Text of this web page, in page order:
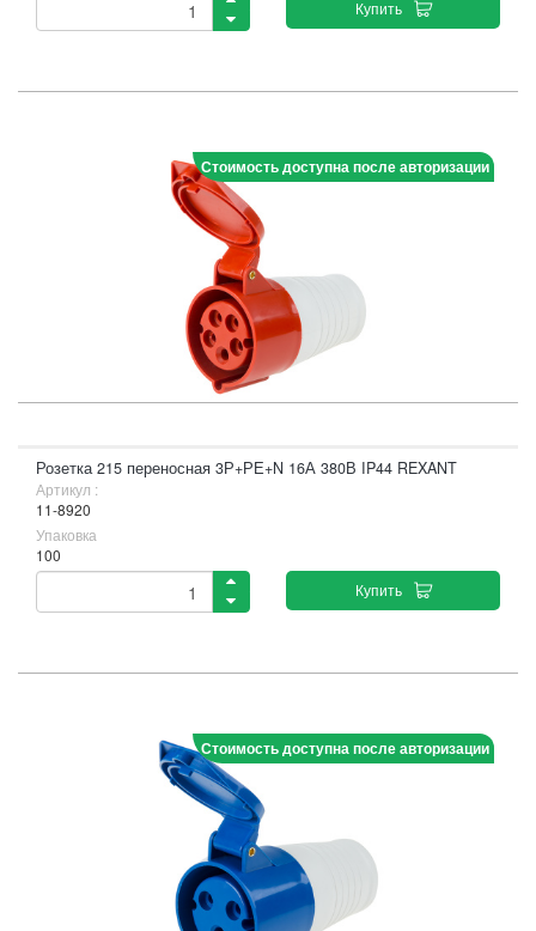
Купить
Стоимость доступна после авторизации
Розетка 215 переносная 3Р+РЕ+N 16А 380В IP44 REXANT
Артикул :
11-8920
Упаковка
100
Купить
Стоимость доступна после авторизации